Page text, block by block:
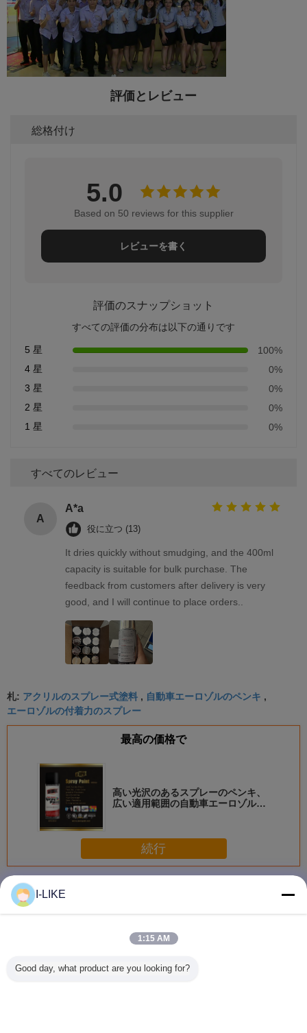
評価とレビュー
総格付け
5.0
Based on 50 reviews for this supplier
レビューを書く
評価のスナップショット
すべての評価の分布は以下の通りです
5 星
100%
4 星
0%
3 星
0%
2 星
0%
1 星
0%
すべてのレビュー
A
A*a
役に立つ (13)
It dries quickly without smudging, and the 400ml
capacity is suitable for bulk purchase. The
feedback from customers after delivery is very
good, and I will continue to place orders..
札: アクリルのスプレー式塗料 , 自動車エーロゾルのペンキ ,
エーロゾルの付着力のスプレー
最高の価格で
高い光沢のあるスプレーのペンキ、
広い適用範囲の自動車エーロゾルの
続行
多くスプレーのペンキ
衝撃耐性 快速乾燥
金属やプラスチッ
防水 2k エアゾー
ル スプレー ペイ
I-LIKE
1:15 AM
Good day, what product are you looking for?